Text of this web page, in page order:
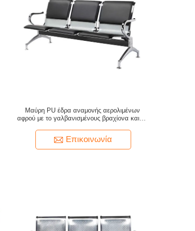
Μαύρη PU έδρα αναμονής αερολιμένων
αφρού με το γαλβανισμένους βραχίονα και τα
Επικοινωνία